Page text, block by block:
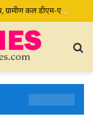
भदेश्वरनाथ मंदिर की जमीन पर अवैध कब्जे का आरोप, ग्रामीण कल डीएम-एसपी से करेंगे शिकायत